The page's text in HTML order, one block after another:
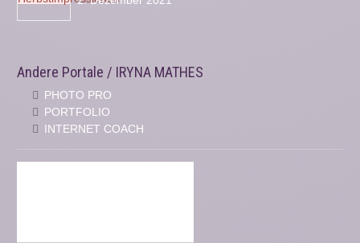
Andere Portale / IRYNA MATHES
PHOTO PRO
PORTFOLIO
INTERNET COACH